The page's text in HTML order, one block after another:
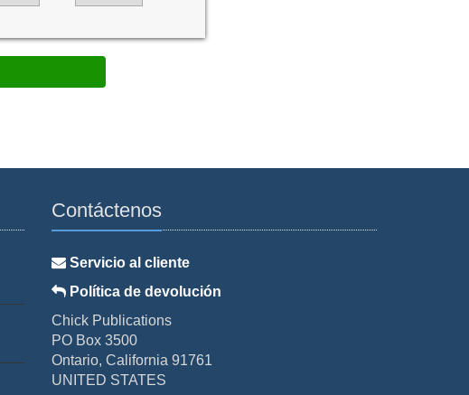
Contáctenos
Servicio al cliente
Política de devolución
Chick Publications
PO Box 3500
Ontario, California 91761
UNITED STATES